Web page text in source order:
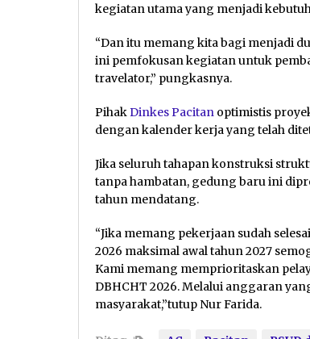
kegiatan utama yang menjadi
“Dan itu memang kita bagi menjadi
ini pemfokusan kegiatan untuk
travelator,” pungkasnya.
PihakDinkes Pacitan optimistis
dengan kalender kerja yang telah
Jika seluruh tahapan konstruksi
tanpa hambatan, gedung baru ini
tahun mendatang.
“Jika memang pekerjaan sudah
2026 maksimal awal tahun 2027
Kami memang memprioritaskan
DBHCHT 2026. Melalui anggaran
masyarakat,”tutup Nur Farida.